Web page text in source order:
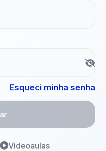
Esqueci minha senha
Videoaulas